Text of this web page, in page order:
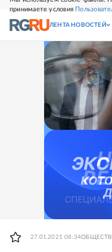
принимаете условия
СВЕЖИЙ НОМЕР
ЛЕНТА НОВОСТЕЙ
27.01.2021 08:34